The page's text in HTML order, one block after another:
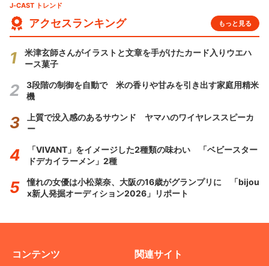
J-CAST トレンド
アクセスランキング もっと見る
米津玄師さんがイラストと文章を手がけたカード入りウエハ
ース菓子
3段階の制御を自動で 米の香りや甘みを引き出す家庭用精米
機
上質で没入感のあるサウンド ヤマハのワイヤレススピーカ
ー
「VIVANT」をイメージした2種類の味わい 「ベビースター
ドデカイラーメン」2種
憧れの女優は小松菜奈、大阪の16歳がグランプリに 「bijou
x新人発掘オーディション2026」リポート
コンテンツ 関連サイト